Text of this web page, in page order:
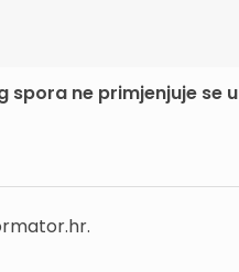
spora ne primjenjuje se u